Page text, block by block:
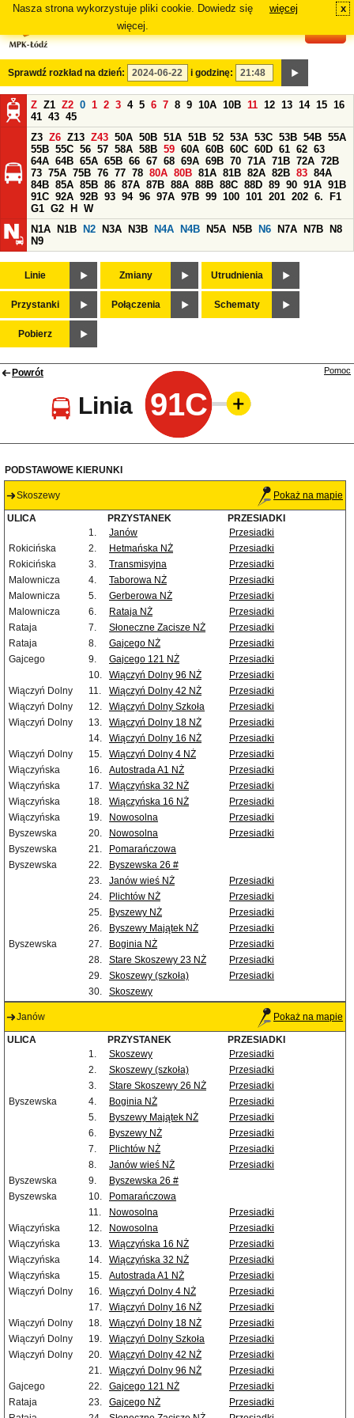
Nasza strona wykorzystuje pliki cookie. Dowiedz się
więcej.
więcej x
Sprawdź rozkład na dzień: i godzinę:
Z Z1 Z2 0 1 2 3 4 5 6 7 8 9 10A 10B 11 12 13 14 15 16
41 43 45
Z3 Z6 Z13 Z43 50A 50B 51A 51B 52 53A 53C 53B 54B 55A
55B 55C 56 57 58A 58B 59 60A 60B 60C 60D 61 62 63
64A 64B 65A 65B 66 67 68 69A 69B 70 71A 71B 72A 72B
73 75A 75B 76 77 78 80A 80B 81A 81B 82A 82B 83 84A
84B 85A 85B 86 87A 87B 88A 88B 88C 88D 89 90 91A 91B
91C 92A 92B 93 94 96 97A 97B 99 100 101 201 202 6.
F1
G1 G2 H
W
N1A
N1B N2 N3A N3B N4A N4B N5A N5B N6 N7A N7B
N8
N9
Linie Zmiany Utrudnienia
Przystanki Połączenia Schematy
Pobierz
Powrót
Linia 91C
Pomoc
PODSTAWOWE KIERUNKI
Skoszewy Pokaż na mapie
ULICA PRZYSTANEK
PRZESIADKI
1.
Janów
Przesiadki
Rokicińska
2. Hetmańska NŻ
Przesiadki
Rokicińska
3. Transmisyjna
Przesiadki
Malownicza
4. Taborowa NŻ
Przesiadki
Malownicza
5. Gerberowa NŻ
Przesiadki
Malownicza
6. Rataja NŻ
Przesiadki
Rataja
7. Słoneczne Zacisze NŻ
Przesiadki
Rataja
8. Gajcego NŻ
Przesiadki
Gajcego
9. Gajcego 121 NŻ
Przesiadki
10.
Wiączyń Dolny 96 NŻ
Przesiadki
Wiączyń Dolny
11. Wiączyń Dolny 42 NŻ
Przesiadki
Wiączyń Dolny
12. Wiączyń Dolny Szkoła
Przesiadki
Wiączyń Dolny
13. Wiączyń Dolny 18 NŻ
Przesiadki
14.
Wiączyń Dolny 16 NŻ
Przesiadki
Wiączyń Dolny
15. Wiączyń Dolny 4 NŻ
Przesiadki
Wiączyńska
16. Autostrada A1 NŻ
Przesiadki
Wiączyńska
17. Wiączyńska 32 NŻ
Przesiadki
Wiączyńska
18. Wiączyńska 16 NŻ
Przesiadki
Wiączyńska
19. Nowosolna
Przesiadki
Byszewska
20. Nowosolna
Przesiadki
Byszewska
21.
Pomarańczowa
Byszewska
22.
Byszewska 26 #
23.
Janów wieś NŻ
Przesiadki
24.
Plichtów NŻ
Przesiadki
25.
Byszewy NŻ
Przesiadki
26.
Byszewy Majątek NŻ
Przesiadki
Byszewska
27. Boginia NŻ
Przesiadki
28.
Stare Skoszewy 23 NŻ
Przesiadki
29.
Skoszewy (szkoła)
Przesiadki
30.
Skoszewy
Janów Pokaż na mapie
ULICA PRZYSTANEK
PRZESIADKI
1.
Skoszewy
Przesiadki
2.
Skoszewy (szkoła)
Przesiadki
3.
Stare Skoszewy 26 NŻ
Przesiadki
Byszewska
4. Boginia NŻ
Przesiadki
5.
Byszewy Majątek NŻ
Przesiadki
6.
Byszewy NŻ
Przesiadki
7.
Plichtów NŻ
Przesiadki
8.
Janów wieś NŻ
Przesiadki
Byszewska
9.
Byszewska 26 #
Byszewska
10.
Pomarańczowa
11.
Nowosolna
Przesiadki
Wiączyńska
12. Nowosolna
Przesiadki
Wiączyńska
13. Wiączyńska 16 NŻ
Przesiadki
Wiączyńska
14. Wiączyńska 32 NŻ
Przesiadki
Wiączyńska
15. Autostrada A1 NŻ
Przesiadki
Wiączyń Dolny
16. Wiączyń Dolny 4 NŻ
Przesiadki
17.
Wiączyń Dolny 16 NŻ
Przesiadki
Wiączyń Dolny
18. Wiączyń Dolny 18 NŻ
Przesiadki
Wiączyń Dolny
19. Wiączyń Dolny Szkoła
Przesiadki
Wiączyń Dolny
20. Wiączyń Dolny 42 NŻ
Przesiadki
21.
Wiączyń Dolny 96 NŻ
Przesiadki
Gajcego
22. Gajcego 121 NŻ
Przesiadki
Rataja
23. Gajcego NŻ
Przesiadki